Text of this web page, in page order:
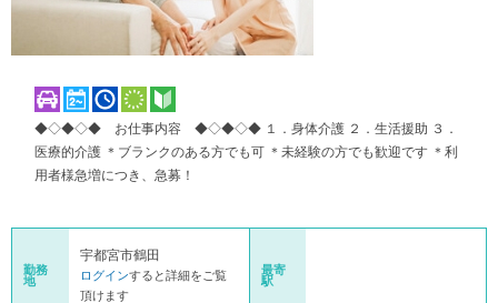
◆◇◆◇◆ お仕事内容 ◆◇◆◇◆ １．身体介護 ２．生活援助 ３．
医療的介護 ＊ブランクのある方でも可 ＊未経験の方でも歓迎です ＊利
用者様急増につき、急募！
勤務
地
宇都宮市鶴田
ログインすると詳細をご覧
頂けます
最寄
駅